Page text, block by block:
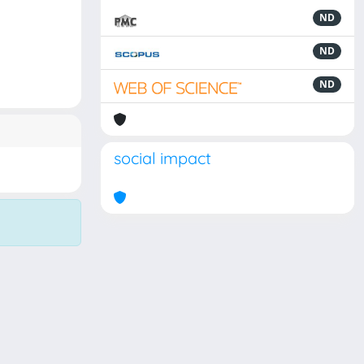
ND
ND
ND
social impact